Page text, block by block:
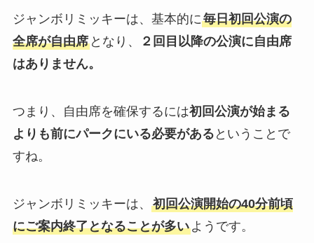
ジャンボリミッキーは、基本的に毎日初回公演の
全席が自由席となり、
２回目以降の公演に自由席
はありません。
つまり、自由席を確保するには初回公演が始まる
よりも前にパークにいる必要がある ということで
すね。
ジャンボリミッキーは、 初回公演開始の40分前頃
にご案内終了となることが多いようです。